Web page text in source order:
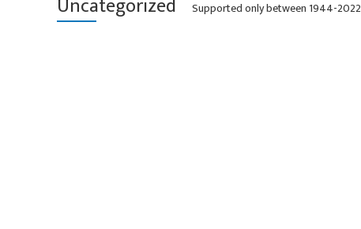
Uncategorized Supported only between 1944-2022